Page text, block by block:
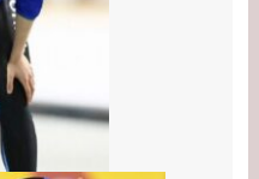
身大学・高校のエピソ
ード！新通訳アイアト
ンは何者？婚前契約と
は？